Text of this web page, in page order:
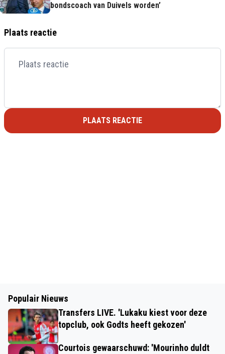
bondscoach van Duivels worden’
Plaats reactie
PLAATS REACTIE
Populair Nieuws
Transfers LIVE. 'Lukaku kiest voor deze
topclub, ook Godts heeft gekozen'
Courtois gewaarschuwd: 'Mourinho duldt